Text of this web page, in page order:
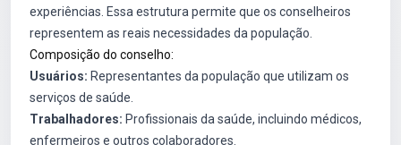
experiências. Essa estrutura permite que os conselheiros
representem as reais necessidades da população.
Composição do conselho:
Usuários: Representantes da população que utilizam os
serviços de saúde.
Trabalhadores: Profissionais da saúde, incluindo médicos,
enfermeiros e outros colaboradores.